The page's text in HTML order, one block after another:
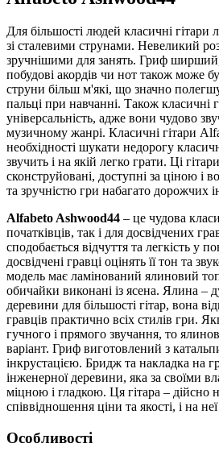
Для більшості людей класичні гітари
зі сталевими струнами. Невеликий
зручнішими для занять. Гриф
побудові акордів чи нот також може
струни більш м'які, що значно
пальці при навчанні. Також класичні
універсальність, адже вони чудово
музичному жанрі. Класичні гітари
необхідності шукати недорогу
звучить і на якій легко грати. Ці
сконструйовані, доступні за ціною і
та зручністю гри набагато дорожчих
Alfabeto Ashwood44 – це чудова
початківців, так і для досвідчених
сподобається відчуття та легкість у
досвідчені гравці оцінять її тон та
модель має ламінований ялиновий
обичайки виконані із ясена. Ялина –
деревини для більшості гітар, вона
гравців практично всіх стилів гри.
гучного і прямого звучання, то
варіант. Гриф виготовлений з
інкрустацією. Бридж та накладка на
інженерної деревини, яка за своїми
міцною і гладкою. Ця гітара – дійсно
співвідношення ціни та якості, і на
Особливості